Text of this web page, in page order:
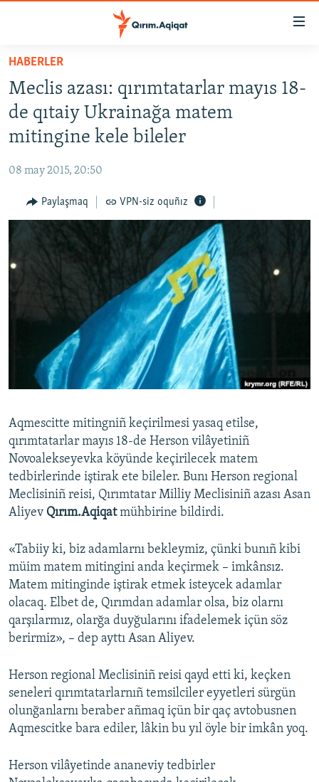
Esas
qaytmaq
Baş
navigatsiyağa
qaytmaq
Qıdıruvğa
qaytmaq
HABERLER
SİYASET
İQTİSADİYAT
MEDENİYET
İNSAN AQLARI
SÜRET
Русский
Українською
RFE/RS bütün saytları
HABERLER
Meclis azası: qırımtatarlar mayıs 18-
de qıtaiy Ukrainağa matem
mitingine kele bileler
08 may 2015, 20:50
Paylaşmaq VPN-siz oquñız
Aqmescitte mitingniñ keçirilmesi yasaq etilse,
qırımtatarlar mayıs 18-de Herson vilâyetiniñ
Novoalekseyevka köyünde keçirilecek matem
tedbirlerinde iştirak ete bileler. Bunı Herson regional
Meclisiniñ reisi, Qırımtatar Milliy Meclisiniñ azası Asan
Aliyev Qırım.Aqiqatmühbirine bildirdi.
«Tabiiy ki, biz adamlarnı bekleymiz, çünki bunıñ kibi
müim matem mitingini anda keçirmek – imkânsız.
Matem mitinginde iştirak etmek isteycek adamlar
olacaq. Elbet de, Qırımdan adamlar olsa, biz olarnı
qarşılarmız, olarğa duyğularını ifadelemek içün söz
berirmiz», – dep ayttı Asan Aliyev.
Herson regional Meclisiniñ reisi qayd etti ki, keçken
seneleri qırımtatarlarnıñ temsilciler eyyetleri sürgün
olunğanlarnı beraber añmaq içün bir qaç avtobusnen
Aqmescitke bara ediler, lâkin bu yıl öyle bir imkân yoq.
Herson vilâyetinde ananeviy tedbirler